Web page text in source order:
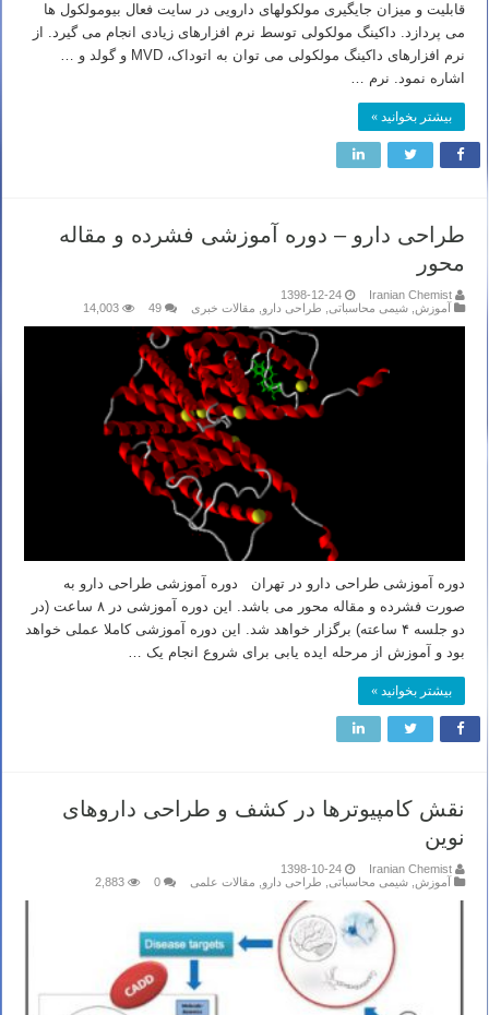
قابلیت و میزان جایگیری مولکولهای دارویی در سایت فعال بیومولکول ها
می پردازد. داکینگ مولکولی توسط نرم افزارهای زیادی انجام می گیرد. از
نرم افزارهای داکینگ مولکولی می توان به اتوداک، MVD و گولد و …
اشاره نمود. نرم …
بیشتر بخوانید »
طراحی دارو – دوره آموزشی فشرده و مقاله
محور
Iranian Chemist
1398-12-24
آموزش شیمی محاسباتی طراحی دارو مقالات خبری 49
14,003
دوره آموزشی طراحی دارو در تهران دوره آموزشی طراحی دارو به
صورت فشرده و مقاله محور می باشد. این دوره آموزشی در ۸ ساعت (در
دو جلسه ۴ ساعته) برگزار خواهد شد. این دوره آموزشی کاملا عملی خواهد
بود و آموزش از مرحله ایده یابی برای شروع انجام یک …
بیشتر بخوانید »
نقش کامپیوترها در کشف و طراحی داروهای
نوین
Iranian Chemist
1398-10-24
آموزش شیمی محاسباتی طراحی دارو مقالات علمی 0
2,883